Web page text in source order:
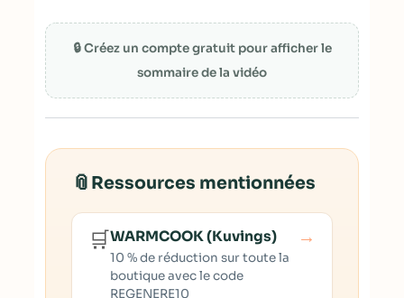
🔒 Créez un compte gratuit pour afficher le
sommaire de la vidéo
📎 Ressources mentionnées
🛒WARMCOOK (Kuvings)
10 % de réduction sur toute la
boutique avec le code
REGENERE10
→